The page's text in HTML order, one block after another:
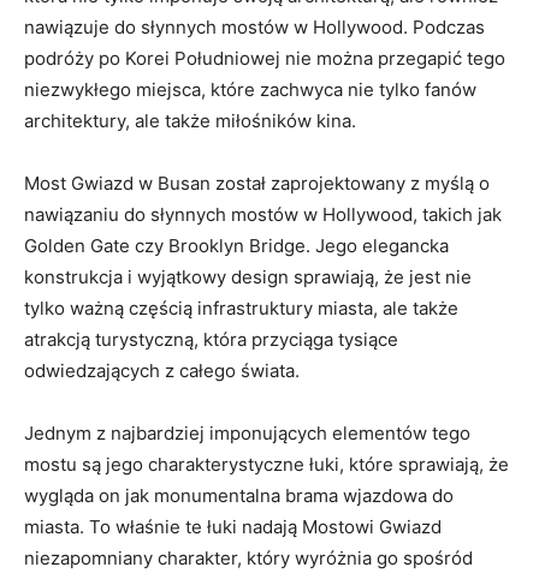
nawiązuje do‌ słynnych mostów w Hollywood. Podczas
podróży po Korei Południowej nie można przegapić tego
niezwykłego miejsca, które zachwyca nie ​tylko fanów
‌architektury, ale ⁣także miłośników kina.
Most Gwiazd w Busan⁢ został zaprojektowany⁣ z myślą o
nawiązaniu ⁢do słynnych ​mostów w Hollywood, takich jak
Golden Gate czy Brooklyn Bridge. Jego​ elegancka
konstrukcja i wyjątkowy design sprawiają, że jest nie
tylko ważną częścią infrastruktury miasta, ale ⁤także⁢
atrakcją‌ turystyczną, ‍która przyciąga tysiące
odwiedzających z całego świata.
Jednym z najbardziej imponujących elementów tego
mostu są jego‌ charakterystyczne łuki, które ⁣sprawiają, że⁢
wygląda on ⁣jak monumentalna brama ⁤wjazdowa do
miasta. To właśnie te łuki nadają Mostowi Gwiazd
niezapomniany charakter, który wyróżnia go spośród